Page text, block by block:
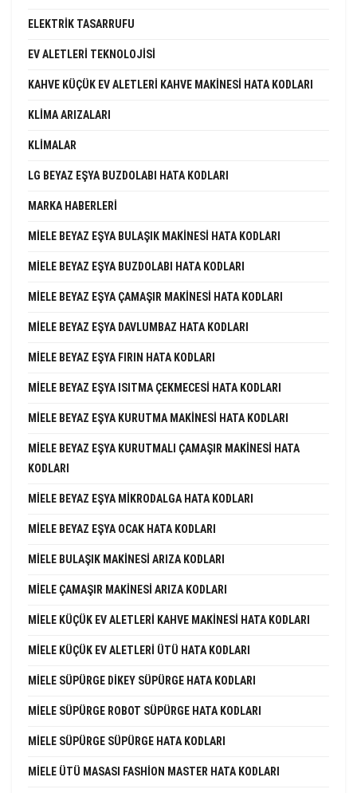
ELEKTRIK TASARRUFU
EV ALETLERI TEKNOLOJISI
KAHVE KÜÇÜK EV ALETLERI KAHVE MAKINESI HATA KODLARI
KLIMA ARIZALARI
KLIMALAR
LG BEYAZ EŞYA BUZDOLABI HATA KODLARI
MARKA HABERLERI
MIELE BEYAZ EŞYA BULAŞIK MAKINESI HATA KODLARI
MIELE BEYAZ EŞYA BUZDOLABI HATA KODLARI
MIELE BEYAZ EŞYA ÇAMAŞIR MAKINESI HATA KODLARI
MIELE BEYAZ EŞYA DAVLUMBAZ HATA KODLARI
MIELE BEYAZ EŞYA FIRIN HATA KODLARI
MIELE BEYAZ EŞYA ISITMA ÇEKMECESI HATA KODLARI
MIELE BEYAZ EŞYA KURUTMA MAKINESI HATA KODLARI
MIELE BEYAZ EŞYA KURUTMALI ÇAMAŞIR MAKINESI HATA
KODLARI
MIELE BEYAZ EŞYA MIKRODALGA HATA KODLARI
MIELE BEYAZ EŞYA OCAK HATA KODLARI
MIELE BULAŞIK MAKINESI ARIZA KODLARI
MIELE ÇAMAŞIR MAKINESI ARIZA KODLARI
MIELE KÜÇÜK EV ALETLERI KAHVE MAKINESI HATA KODLARI
MIELE KÜÇÜK EV ALETLERI ÜTÜ HATA KODLARI
MIELE SÜPÜRGE DIKEY SÜPÜRGE HATA KODLARI
MIELE SÜPÜRGE ROBOT SÜPÜRGE HATA KODLARI
MIELE SÜPÜRGE SÜPÜRGE HATA KODLARI
MIELE ÜTÜ MASASI FASHION MASTER HATA KODLARI